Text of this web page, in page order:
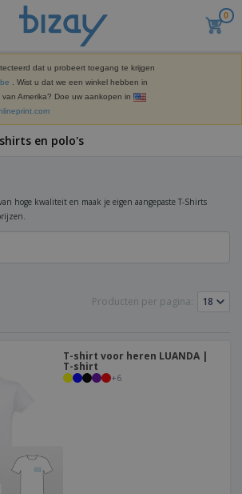
0
dat u probeert toegang te krijgen
. Wist u dat we een winkel hebben in
Amerika? Doe uw aankopen in
en polo's
hoge kwaliteit en maak je eigen aangepaste T-Shirts
Producten per pagina:
T-shirt voor heren LUANDA |
T-shirt
+6